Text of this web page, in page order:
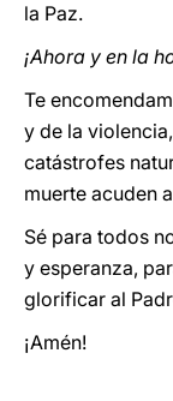
la Paz.
¡Ahora y en la
Te
y de la
catástrofes
muerte acuden
Sé para todos
y esperanza,
glorificar al
¡Amén!